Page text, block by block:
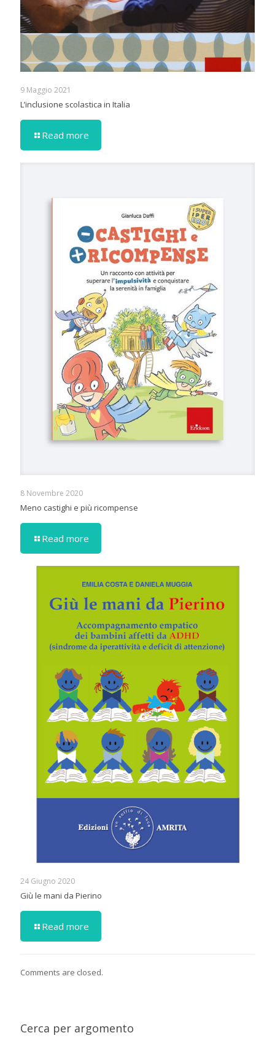
9 Maggio 2021
L’inclusione scolastica in Italia
Read more
8 Novembre 2020
Meno castighi e più ricompense
Read more
24 Giugno 2020
Giù le mani da Pierino
Read more
Comments are closed.
Cerca per argomento